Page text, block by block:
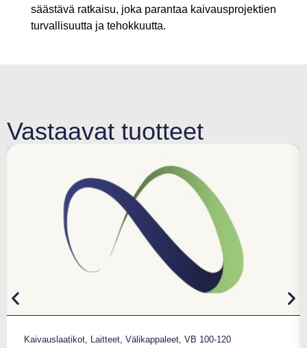
säästävä ratkaisu, joka parantaa kaivausprojektien
turvallisuutta ja tehokkuutta.
Vastaavat tuotteet
Kaivauslaatikot, Laitteet, Välikappaleet, VB 100-120